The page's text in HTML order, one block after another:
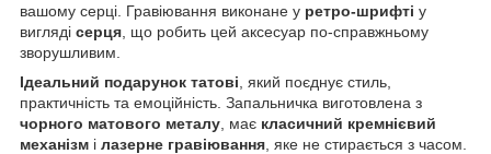
вашому серці. Гравіювання виконане у ретро-шрифті у
вигляді серця , що робить цей аксесуар по-справжньому
зворушливим.
Ідеальний подарунок татові , який поєднує стиль,
практичність та емоційність. Запальничка виготовлена з
чорного матового металу , має класичний кремнієвий
механізм і лазерне гравіювання , яке не стирається з часом.